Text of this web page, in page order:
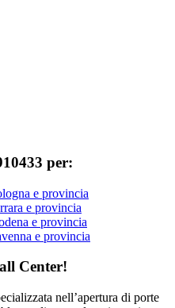
per:
e provincia
e provincia
e provincia
e provincia
Center!
nell’apertura di porte